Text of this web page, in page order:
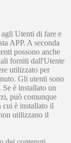
Utenti di fare e
APP. A seconda
possono anche
forniti dall'Utente
utilizzato per
Gli utenti sono
è installato un
può comunque
cui è installato il
utilizzano il